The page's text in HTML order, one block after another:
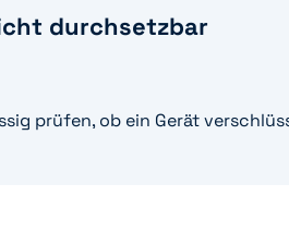
durchsetzbar
prüfen, ob ein Gerät